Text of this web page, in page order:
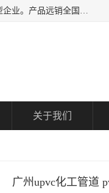
凯鑫管道科技有限公司是一家专业生产PPH、CPVC各类塑料阀门、塑料管道等非金属防腐化工设备的大型企业。产品远销全国三十一个省、市、自治区,广泛应用于化工、石油、氯碱、染料、制药、农药等行业，深受广大用户欢迎，是目前国内生产化工泵、阀门规模较大的生产基地之一。
关于我们
广州upvc化工管道